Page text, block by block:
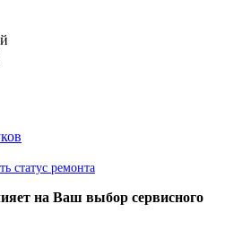
статус ремонта
на Ваш выбор сервисного